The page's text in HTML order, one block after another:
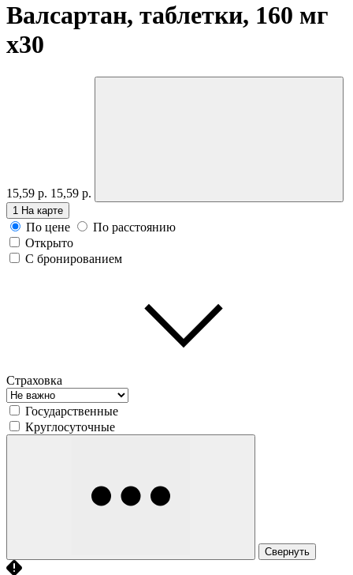
Валсартан, таблетки, 160 мг
x30
15,59 р. 15,59 р.
1 На карте
По цене
По расстоянию
Открыто
С бронированием
Страховка
Государственные
Круглосуточные
Свернуть